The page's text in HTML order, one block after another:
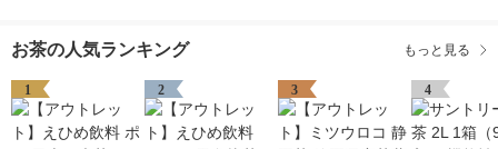
お茶の人気ランキング もっと見る
1 2 3 4